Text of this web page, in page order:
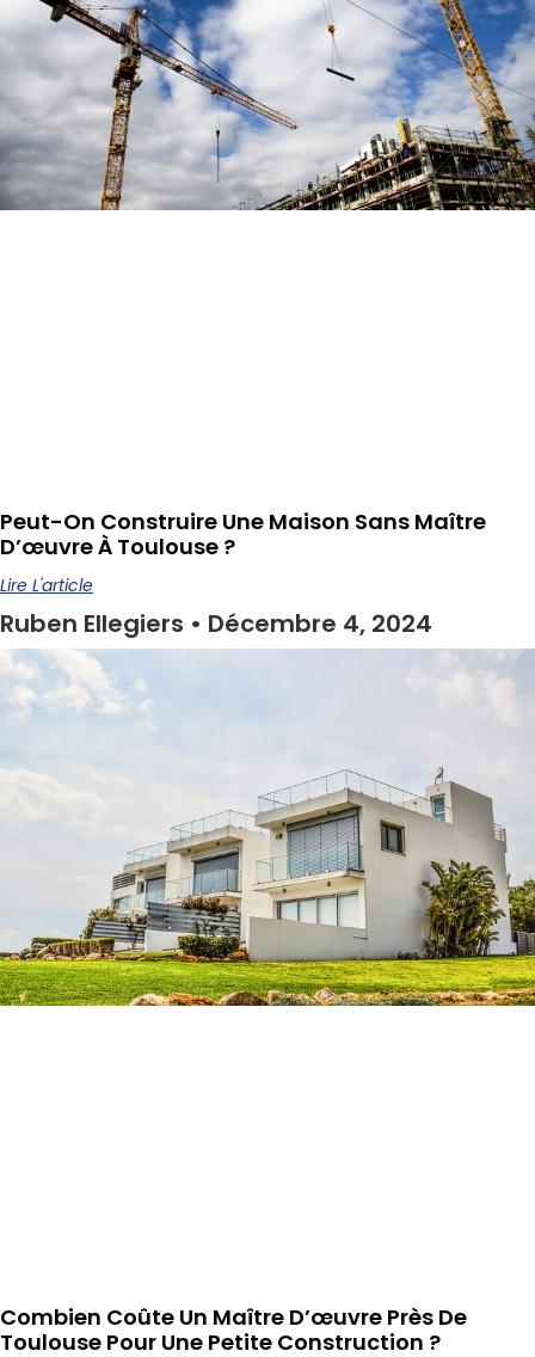
Peut-On Construire Une Maison Sans Maître
D’œuvre À Toulouse ?
Lire L'article
Ruben Ellegiers Décembre 4, 2024
Combien Coûte Un Maître D’œuvre Près De
Toulouse Pour Une Petite Construction ?